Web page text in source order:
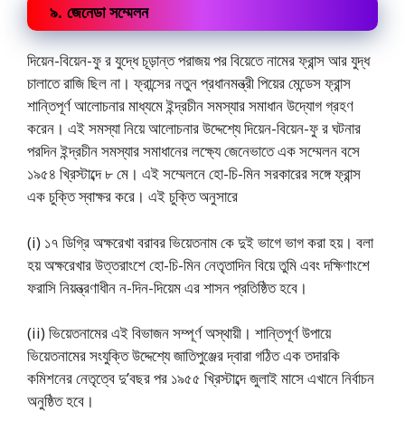
৯. জেনেডা সম্মেলন
দিয়েন-বিয়েন-ফু র যুদ্ধে চূড়ান্ত পরাজয় পর বিয়েতে নামের ফ্রান্স আর যুদ্ধ
চালাতে রাজি ছিল না। ফ্রান্সের নতুন প্রধানমন্ত্রী পিয়ের মেন্ডেস ফ্রান্স
শান্তিপূর্ণ আলোচনার মাধ্যমে ইন্দ্রচীন সমস্যার সমাধান উদ্যোগ গ্রহণ
করেন। এই সমস্যা নিয়ে আলোচনার উদ্দেশ্যে দিয়েন-বিয়েন-ফু র ঘটনার
পরদিন ইন্দ্রচীন সমস্যার সমাধানের লক্ষ্যে জেনেভাতে এক সম্মেলন বসে
১৯৫৪ খ্রিস্টাব্দে ৮ মে। এই সম্মেলনে হো-চি-মিন সরকারের সঙ্গে ফ্রান্স
এক চুক্তি স্বাক্ষর করে। এই চুক্তি অনুসারে
(i) ১৭ ডিগ্রি অক্ষরেখা বরাবর ভিয়েতনাম কে দুই ভাগে ভাগ করা হয়। বলা
হয় অক্ষরেখার উত্তরাংশে হো-চি-মিন নেতৃতাদিন বিয়ে তুমি এবং দক্ষিণাংশে
ফরাসি নিয়ন্ত্রণাধীন ন-দিন-দিয়েম এর শাসন প্রতিষ্ঠিত হবে।
(ii) ভিয়েতনামের এই বিভাজন সম্পূর্ণ অস্থায়ী। শান্তিপূর্ণ উপায়ে
ভিয়েতনামের সংযুক্তি উদ্দেশ্যে জাতিপুঞ্জের দ্বারা গঠিত এক তদারকি
কমিশনের নেতৃত্বে দু’বছর পর ১৯৫৫ খ্রিস্টাব্দে জুলাই মাসে এখানে নির্বাচন
অনুষ্ঠিত হবে।